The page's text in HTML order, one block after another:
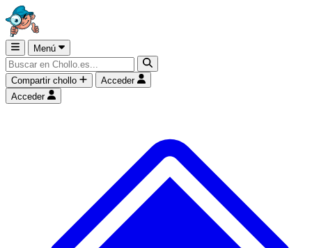
Menú
Compartir chollo
Acceder
Acceder